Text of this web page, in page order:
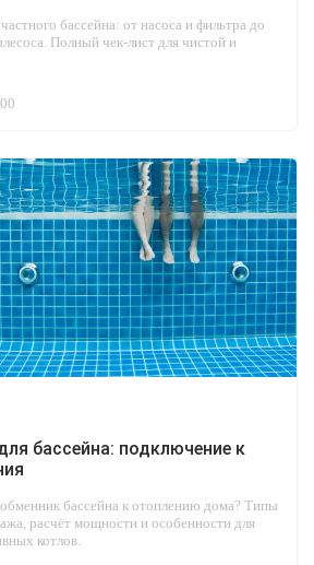
бассейна: от насоса и фильтра до
Полный чек-лист для чистой и
бассейна: подключение к
бассейна к отоплению дома? Типы
расчёт мощности и особенности для
котлов.